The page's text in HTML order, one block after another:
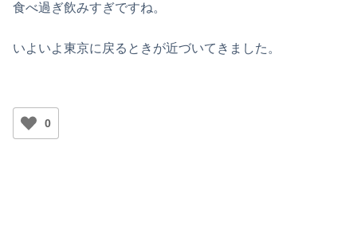
食べ過ぎ飲みすぎですね。
いよいよ東京に戻るときが近づいてきました。
0